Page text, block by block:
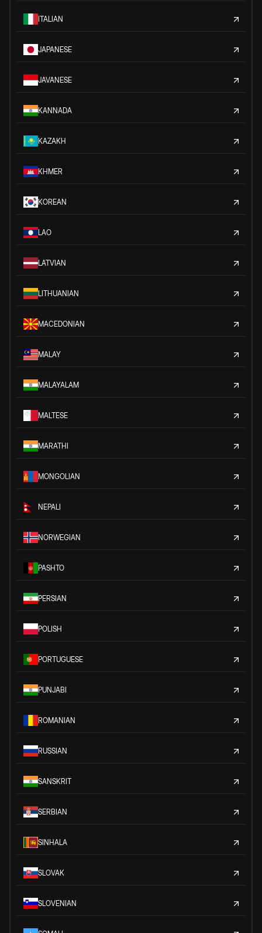
ITALIAN
JAPANESE
JAVANESE
KANNADA
KAZAKH
KHMER
KOREAN
LAO
LATVIAN
LITHUANIAN
MACEDONIAN
MALAY
MALAYALAM
MALTESE
MARATHI
MONGOLIAN
NEPALI
NORWEGIAN
PASHTO
PERSIAN
POLISH
PORTUGUESE
PUNJABI
ROMANIAN
RUSSIAN
SANSKRIT
SERBIAN
SINHALA
SLOVAK
SLOVENIAN